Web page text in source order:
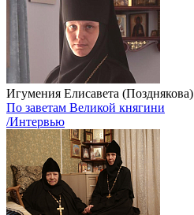
Игумения Елисавета (Позднякова)
По заветам Великой княгини
/Интервью